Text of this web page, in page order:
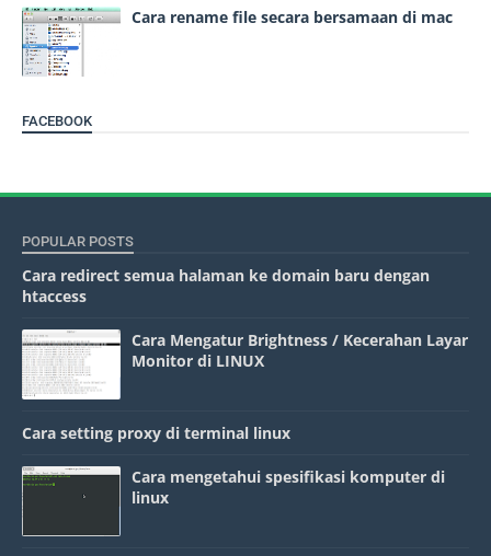
Cara rename file secara bersamaan di mac
FACEBOOK
POPULAR POSTS
Cara redirect semua halaman ke domain baru dengan
htaccess
Cara Mengatur Brightness / Kecerahan Layar
Monitor di LINUX
Cara setting proxy di terminal linux
Cara mengetahui spesifikasi komputer di
linux